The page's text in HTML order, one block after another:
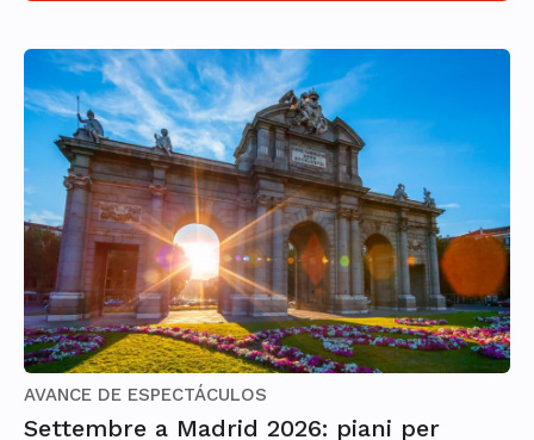
AVANCE DE ESPECTÁCULOS
Settembre a Madrid 2026: piani per